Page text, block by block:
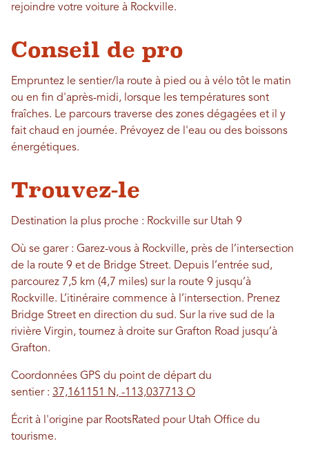
rejoindre votre voiture à Rockville.
Conseil de pro
Empruntez le sentier/la route à pied ou à vélo tôt le matin
ou en fin d'après-midi, lorsque les températures sont
fraîches. Le parcours traverse des zones dégagées et il y
fait chaud en journée. Prévoyez de l'eau ou des boissons
énergétiques.
Trouvez-le
Destination la plus proche : Rockville sur Utah 9
Où se garer : Garez-vous à Rockville, près de l’intersection
de la route 9 et de Bridge Street. Depuis l’entrée sud,
parcourez 7,5 km (4,7 miles) sur la route 9 jusqu’à
Rockville. L’itinéraire commence à l’intersection. Prenez
Bridge Street en direction du sud. Sur la rive sud de la
rivière Virgin, tournez à droite sur Grafton Road jusqu’à
Grafton.
Coordonnées GPS du point de départ du
sentier : 37,161151 N, -113,037713 O
Écrit à l'origine par RootsRated pour Utah Office du
tourisme.